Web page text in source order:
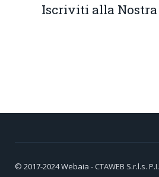
Iscriviti alla
© 2017-2024Webaia - CTAWEB S.r.l.s.